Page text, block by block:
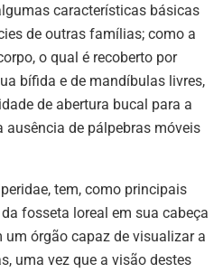
características básicas
de outras famílias; como a
o qual é recoberto por
bífida e de mandíbulas livres,
de abertura bucal para a
ausência de pálpebras móveis
tem, como principais
fosseta loreal em sua cabeça
um órgão capaz de visualizar a
uma vez que a visão destes